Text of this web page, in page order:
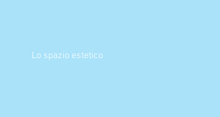
Lo spazio estetico